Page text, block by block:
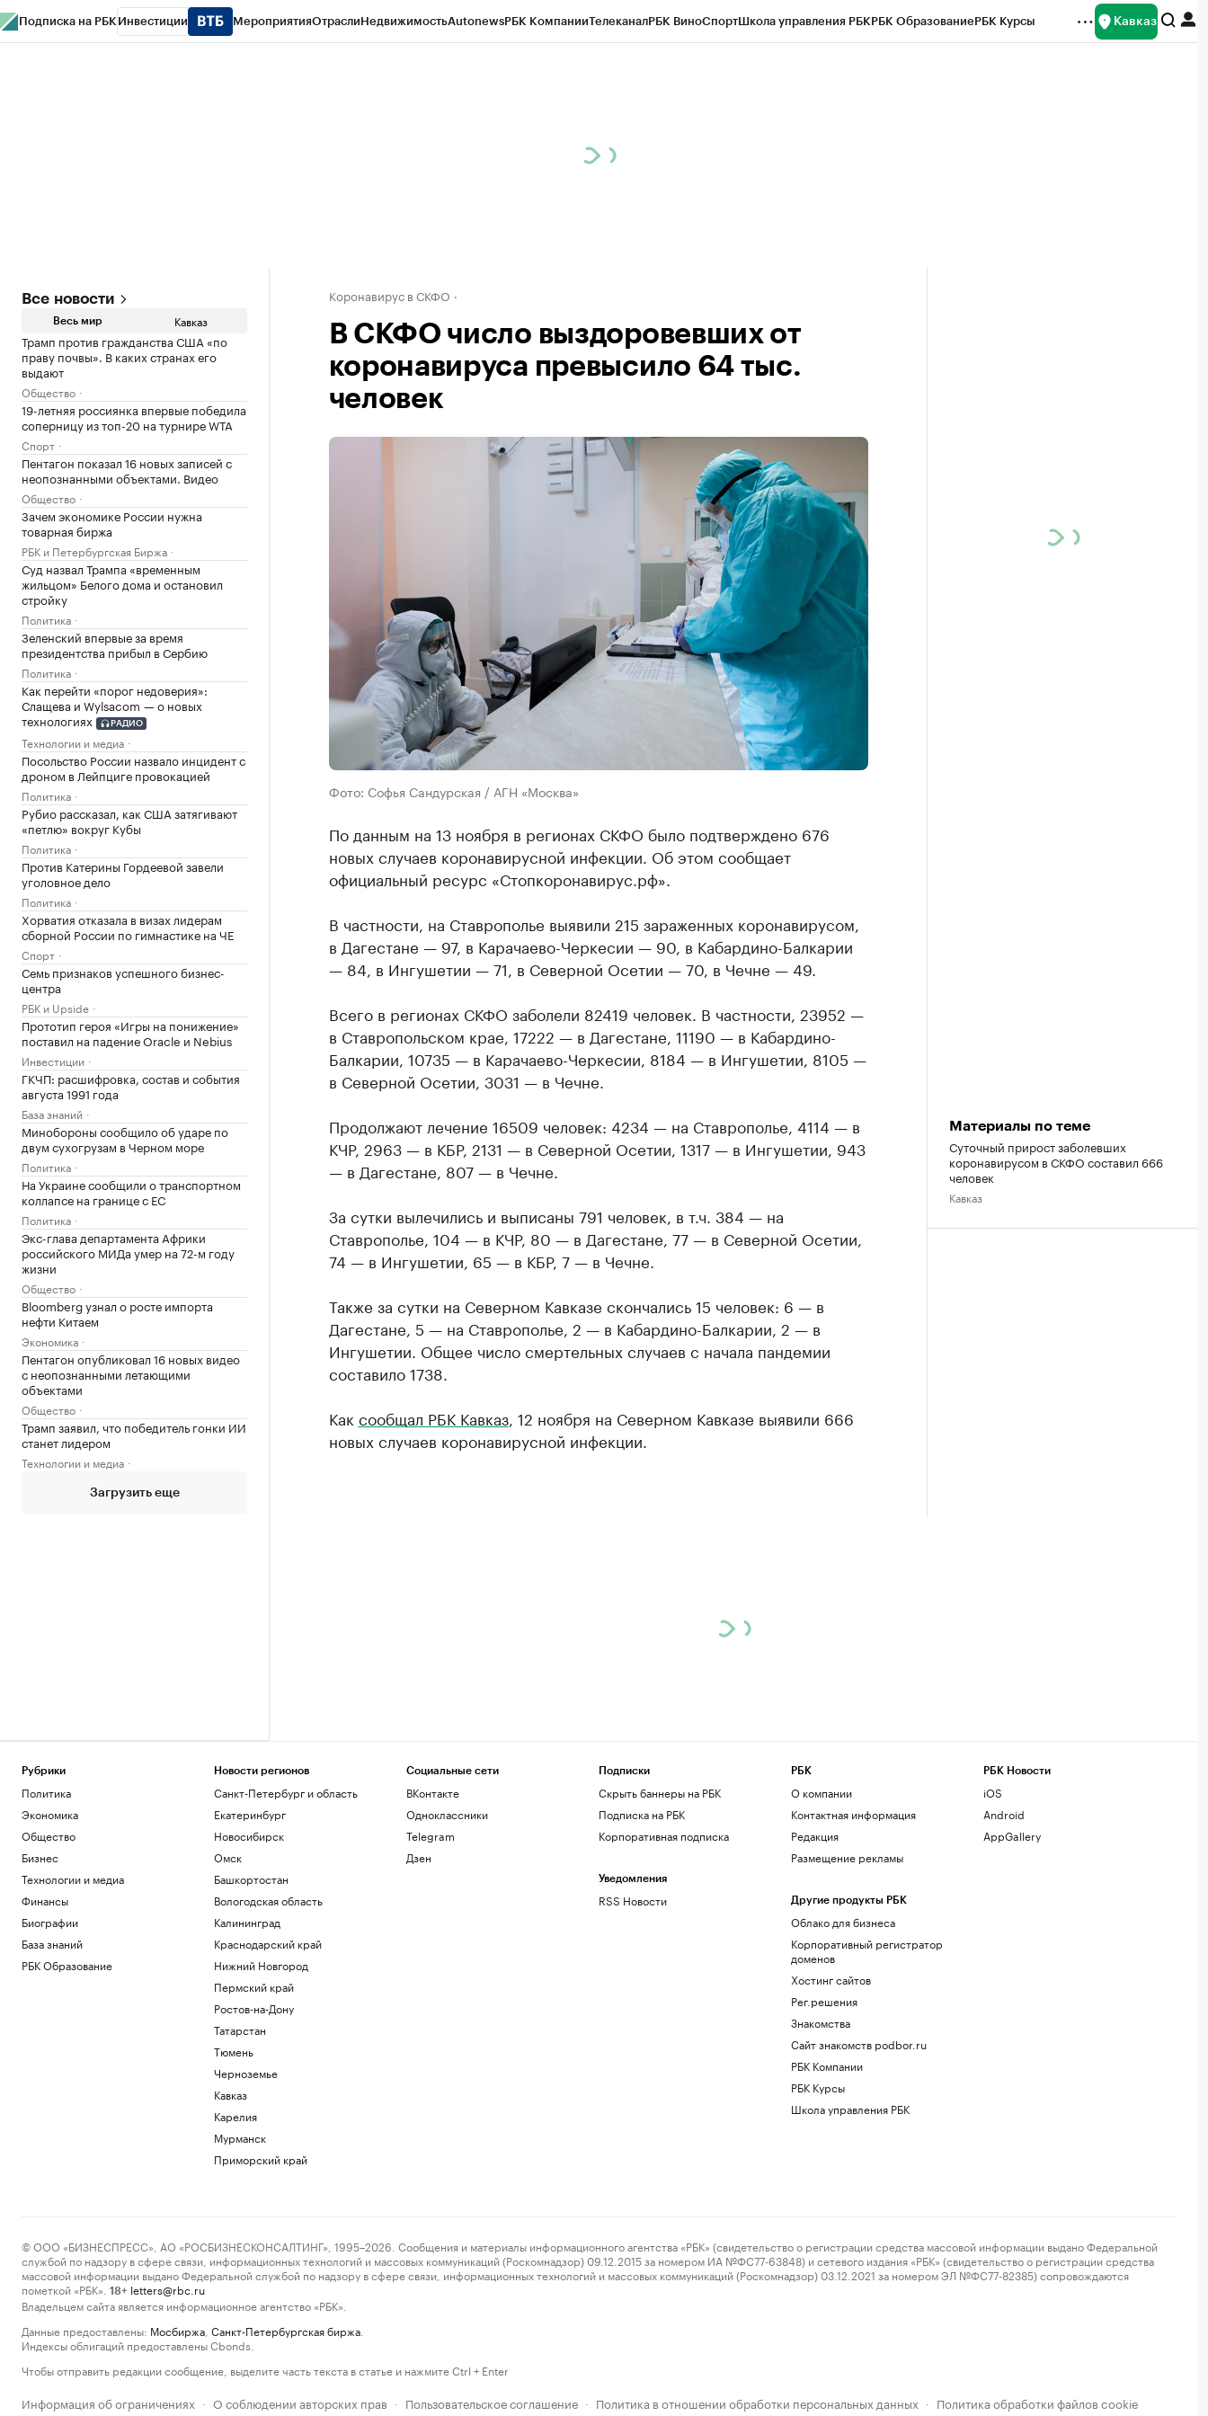
Подписка на РБК Инвестиции МероприятияОтраслиНедвижимостьAutonewsРБК КомпанииТелеканалРБК ВиноСпортШкола управления РБКРБК ОбразованиеРБК Курсы Кавказ
Все новости
Весь мир Кавказ
Трамп против гражданства США «по
праву почвы». В каких странах его
выдают
Общество
19-летняя россиянка впервые победила
соперницу из топ-20 на турнире WTA
Спорт
Пентагон показал 16 новых записей с
неопознанными объектами. Видео
Общество
Зачем экономике России нужна
товарная биржа
РБК и Петербургская Биржа
Суд назвал Трампа «временным
жильцом» Белого дома и остановил
стройку
Политика
Зеленский впервые за время
президентства прибыл в Сербию
Политика
Как перейти «порог недоверия»:
Слащева и Wylsacom — о новых
технологиях
РАДИО
Технологии и медиа
Посольство России назвало инцидент с
дроном в Лейпциге провокацией
Политика
Рубио рассказал, как США затягивают
«петлю» вокруг Кубы
Политика
Против Катерины Гордеевой завели
уголовное дело
Политика
Хорватия отказала в визах лидерам
сборной России по гимнастике на ЧЕ
Спорт
Семь признаков успешного бизнес-
центра
РБК и Upside
Прототип героя «Игры на понижение»
поставил на падение Oracle и Nebius
Инвестиции
ГКЧП: расшифровка, состав и события
августа 1991 года
База знаний
Минобороны сообщило об ударе по
двум сухогрузам в Черном море
Политика
На Украине сообщили о транспортном
коллапсе на границе с ЕС
Политика
Экс-глава департамента Африки
российского МИДа умер на 72-м году
жизни
Общество
Bloomberg узнал о росте импорта
нефти Китаем
Экономика
Пентагон опубликовал 16 новых видео
с неопознанными летающими
объектами
Общество
Трамп заявил, что победитель гонки ИИ
станет лидером
Технологии и медиа
Загрузить еще
Коронавирус в СКФО
В СКФО число выздоровевших от
коронавируса превысило 64 тыс.
человек
Фото: Софья Сандурская / АГН «Москва»
По данным на 13 ноября в регионах СКФО было подтверждено 676
новых случаев коронавирусной инфекции. Об этом сообщает
официальный ресурс «Стопкоронавирус.рф».
В частности, на Ставрополье выявили 215 зараженных коронавирусом,
в Дагестане — 97, в Карачаево-Черкесии — 90, в Кабардино-Балкарии
— 84, в Ингушетии — 71, в Северной Осетии — 70, в Чечне — 49.
Всего в регионах СКФО заболели 82419 человек. В частности, 23952 —
в Ставропольском крае, 17222 — в Дагестане, 11190 — в Кабардино-
Балкарии, 10735 — в Карачаево-Черкесии, 8184 — в Ингушетии, 8105 —
в Северной Осетии, 3031 — в Чечне.
Продолжают лечение 16509 человек: 4234 — на Ставрополье, 4114 — в
КЧР, 2963 — в КБР, 2131 — в Северной Осетии, 1317 — в Ингушетии, 943
— в Дагестане, 807 — в Чечне.
За сутки вылечились и выписаны 791 человек, в т.ч. 384 — на
Ставрополье, 104 — в КЧР, 80 — в Дагестане, 77 — в Северной Осетии,
74 — в Ингушетии, 65 — в КБР, 7 — в Чечне.
Также за сутки на Северном Кавказе скончались 15 человек: 6 — в
Дагестане, 5 — на Ставрополье, 2 — в Кабардино-Балкарии, 2 — в
Ингушетии. Общее число смертельных случаев с начала пандемии
составило 1738.
Как сообщал РБК Кавказ, 12 ноября на Северном Кавказе выявили 666
новых случаев коронавирусной инфекции.
Материалы по теме
Суточный прирост заболевших
коронавирусом в СКФО составил 666
человек
Кавказ
Рубрики
Политика
Экономика
Общество
Бизнес
Технологии и медиа
Финансы
Биографии
База знаний
РБК Образование
Новости регионов
Санкт-Петербург и область
Екатеринбург
Новосибирск
Омск
Башкортостан
Вологодская область
Калининград
Краснодарский край
Нижний Новгород
Пермский край
Ростов-на-Дону
Татарстан
Тюмень
Черноземье
Кавказ
Карелия
Мурманск
Приморский край
Социальные сети
ВКонтакте
Одноклассники
Telegram
Дзен
Подписки
Скрыть баннеры на РБК
Подписка на РБК
Корпоративная подписка
Уведомления
RSS Новости
РБК
О компании
Контактная информация
Редакция
Размещение рекламы
Другие продукты РБК
Облако для бизнеса
Корпоративный регистратор
доменов
Хостинг сайтов
Рег.решения
Знакомства
Сайт знакомств podbor.ru
РБК Компании
РБК Курсы
Школа управления РБК
РБК Новости
iOS
Android
AppGallery
© ООО «БИЗНЕСПРЕСС», АО «РОСБИЗНЕСКОНСАЛТИНГ», 1995–2026. Сообщения и материалы информационного агентства «РБК» (свидетельство о регистрации средства массовой информации выдано Федеральной
службой по надзору в сфере связи, информационных технологий и массовых коммуникаций (Роскомнадзор) 09.12.2015 за номером ИА №ФС77-63848) и сетевого издания «РБК» (свидетельство о регистрации средства
массовой информации выдано Федеральной службой по надзору в сфере связи, информационных технологий и массовых коммуникаций (Роскомнадзор) 03.12.2021 за номером ЭЛ №ФС77-82385) сопровождаются
пометкой «РБК».
18+ letters@rbc.ru
Владельцем сайта является информационное агентство «РБК».
Данные предоставлены: Мосбиржа Санкт-Петербургская биржа
Индексы облигаций предоставлены Cbonds.
Чтобы отправить редакции сообщение, выделите часть текста в статье и нажмите Ctrl + Enter
Информация об ограничениях · О соблюдении авторских прав · Пользовательское соглашение · Политика в отношении обработки персональных данных · Политика обработки файлов cookie